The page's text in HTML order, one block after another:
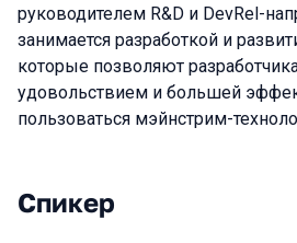
руководителем R&D и DevRel-
занимается разработкой и
которые позволяют
удовольствием и большей
пользоваться мэйнстрим-
Выступления в
Спикер